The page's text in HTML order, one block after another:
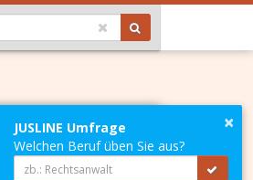
IST ALLE
×
JUSLINE Umfrage
Welchen Beruf üben Sie aus?